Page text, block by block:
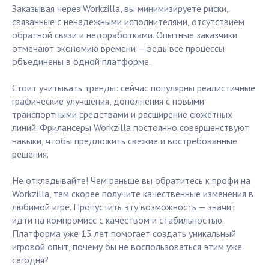
Заказывая через Workzilla, вы минимизируете риски,
связанные с ненадежными исполнителями, отсутствием
обратной связи и недоработками. Опытные заказчики
отмечают экономию времени — ведь все процессы
объединены в одной платформе.
Стоит учитывать тренды: сейчас популярны реалистичные
графические улучшения, дополнения с новыми
транспортными средствами и расширение сюжетных
линий. Фрилансеры Workzilla постоянно совершенствуют
навыки, чтобы предложить свежие и востребованные
решения.
Не откладывайте! Чем раньше вы обратитесь к профи на
Workzilla, тем скорее получите качественные изменения в
любимой игре. Пропустить эту возможность — значит
идти на компромисс с качеством и стабильностью.
Платформа уже 15 лет помогает создать уникальный
игровой опыт, почему бы не воспользоваться этим уже
сегодня?